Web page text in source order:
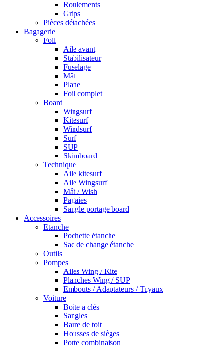
Roulements
Grips
Pièces détachées
Bagagerie
Foil
Aile avant
Stabilisateur
Fuselage
Mât
Plane
Foil complet
Board
Wingsurf
Kitesurf
Windsurf
Surf
SUP
Skimboard
Technique
Aile kitesurf
Aile Wingsurf
Mât / Wish
Pagaies
Sangle portage board
Accessoires
Etanche
Pochette étanche
Sac de change étanche
Outils
Pompes
Ailes Wing / Kite
Planches Wing / SUP
Embouts / Adaptateurs / Tuyaux
Voiture
Boite a clés
Sangles
Barre de toit
Housses de sièges
Porte combinaison